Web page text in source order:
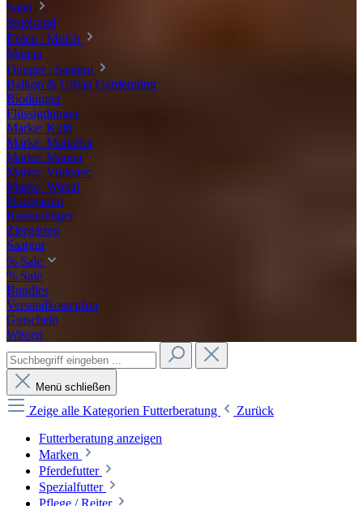
Sand
Spielsand
Erden / Mulch
Manna
Dünger / Saatgut
Balkon & Urban Gardenning
Biodünger
Flüssigdünger
Marke: Kulti
Marke: Maltaflor
Marke: Manna
Marke: Vulkatec
Marke: Wuxal
Nutzgarten
Rasendünger
Ziergarten
Saatgut
% Sale
% Sale
Bundles
Versandkostenfrei
Gutschein
Wissen
Menü schließen
Zeige alle Kategorien Futterberatung
Zurück
Futterberatung anzeigen
Marken
Pferdefutter
Spezialfutter